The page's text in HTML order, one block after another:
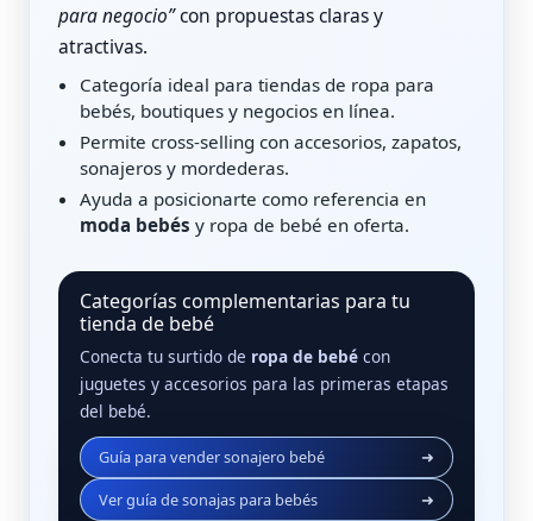
para negocio”con propuestas claras y
atractivas.
Categoría ideal para tiendas de ropa para
bebés, boutiques y negocios en línea.
Permite cross‑selling con accesorios, zapatos,
sonajeros y mordederas.
Ayuda a posicionarte como referencia en
moda bebés y ropa de bebé en oferta.
Categorías complementarias para tu
tienda de bebé
Conecta tu surtido de ropa de bebécon
juguetes y accesorios para las primeras etapas
del bebé.
Guía para vender sonajero bebé
➜
Ver guía de sonajas para bebés
➜